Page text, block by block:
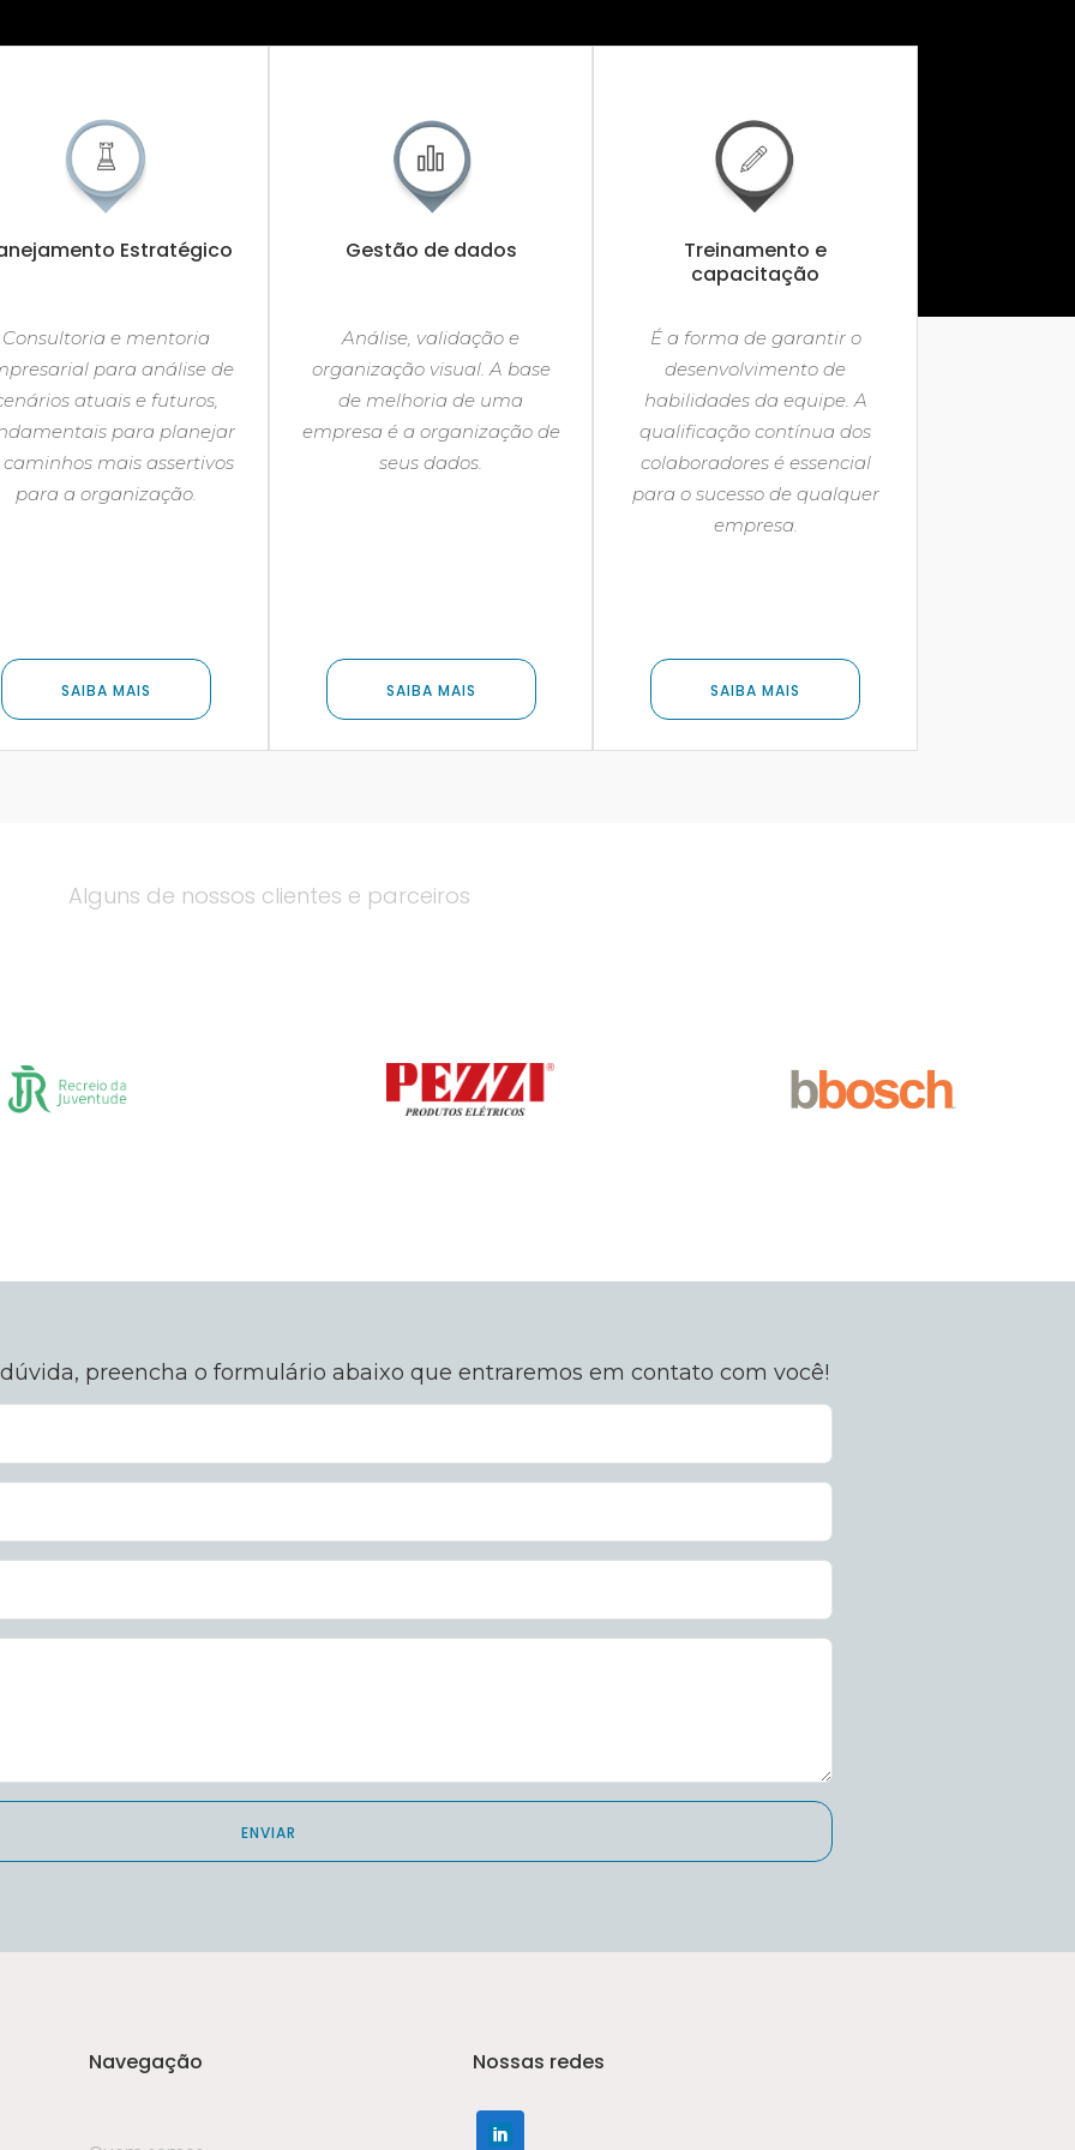
Estratégico
Consultoria e mentoria
para análise de
atuais e futuros,
para planejar
caminhos mais assertivos
para a organização.
SAIBA MAIS
Gestão de dados
Análise, validação e
organização visual. A base
de melhoria de uma
empresa é a organização de
seus dados.
SAIBA MAIS
Treinamento e
capacitação
É a forma de garantir o
desenvolvimento de
habilidades da equipe. A
qualificação contínua dos
colaboradores é essencial
para o sucesso de qualquer
empresa.
SAIBA MAIS
Alguns de nossos clientes e parceiros
preencha o formulário abaixo que entraremos em contato com você!
Navegação Nossas redes